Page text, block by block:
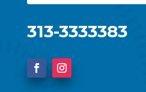
313-3333383